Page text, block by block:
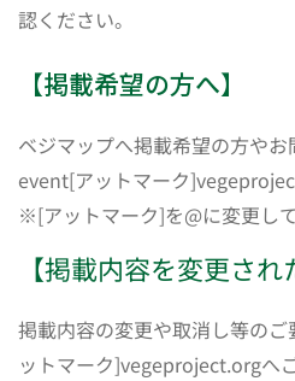
認ください。
【掲載希望の方へ】
ベジマップへ掲載希望の方や
event[アットマーク
※[アットマーク]を@に変更し
【掲載内容を変更され
掲載内容の変更や取消し等の
ットマーク]vegeproject.orgへ